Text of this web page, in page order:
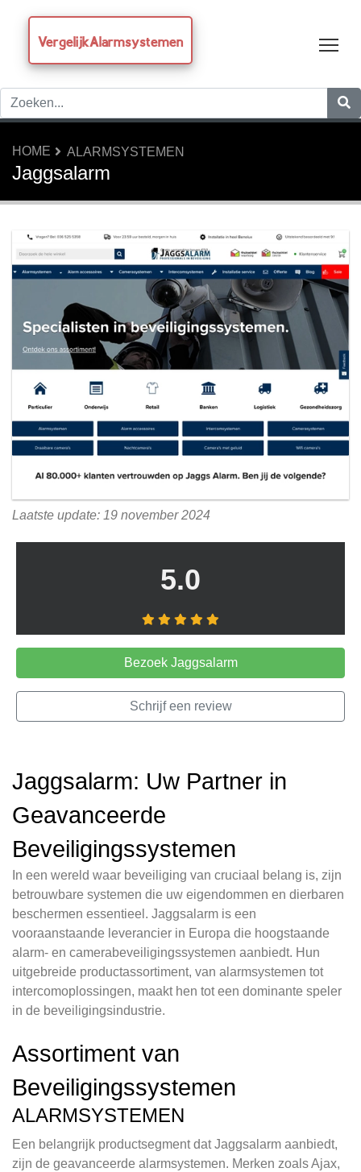
VergelijkAlarmsystemen
HOME ALARMSYSTEMEN
Jaggsalarm
Laatste update: 19 november 2024
5.0
Bezoek Jaggsalarm
Schrijf een review
Jaggsalarm: Uw Partner in
Geavanceerde
Beveiligingssystemen
In een wereld waar beveiliging van cruciaal belang is, zijn
betrouwbare systemen die uw eigendommen en dierbaren
beschermen essentieel. Jaggsalarm is een
vooraanstaande leverancier in Europa die hoogstaande
alarm- en camerabeveiligingssystemen aanbiedt. Hun
uitgebreide productassortiment, van alarmsystemen tot
intercomoplossingen, maakt hen tot een dominante speler
in de beveiligingsindustrie.
Assortiment van
Beveiligingssystemen
ALARMSYSTEMEN
Een belangrijk productsegment dat Jaggsalarm aanbiedt,
zijn de geavanceerde alarmsystemen. Merken zoals Ajax,